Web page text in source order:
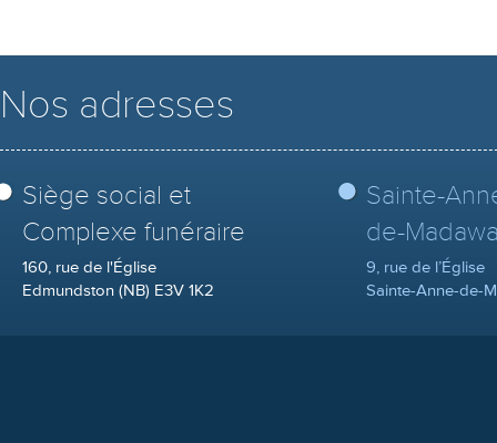
Nos adresses
Siège social et
Complexe funéraire
160, rue de l'Église
Edmundston (NB) E3V 1K2
Sainte-
de-
9, rue de l’Église
Sainte-Anne-de-